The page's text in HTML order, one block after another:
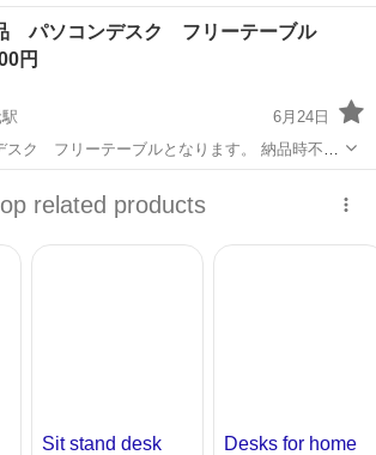
ル
の骨組みに、車内外の各部品・ハンドル・足回
各...
島駅
パソコンデスク フリーテーブル
円
6月24日
ク フリーテーブルとなります。 納品時不要
た。 引き取りお願い致します。定価8500円程